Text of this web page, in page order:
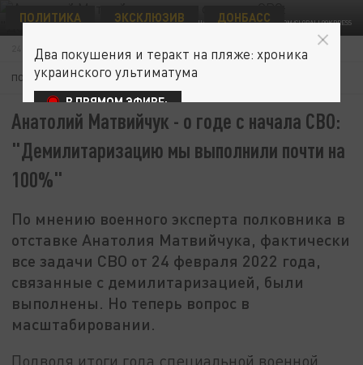
© SERGII KHARCHENKO/ZUMAPRESS.COM/GLOBALLOOKPRESS
ПОЛИТИКА ЭКСКЛЮЗИВ ДОНБАСС
24 ФЕВРАЛЯ 14:36
ПОДПИШИТЕСЬ:
Анатолий Матвийчук - о годе с начала СВО:
"Демилитаризацию мы выполнили почти на
100%"
По мнению военного эксперта полковника в
отставке Анатолия Матвийчука, фактически
все задачи СВО от 24 февраля 2022 года,
связанные с демилитаризацией, были
выполнены. Но теперь вопрос в
масштабировании.
Подводя итоги года специальной военной
Два покушения и теракт на пляже: хроника
украинского ультиматума
В ПРЯМОМ ЭФИРЕ: